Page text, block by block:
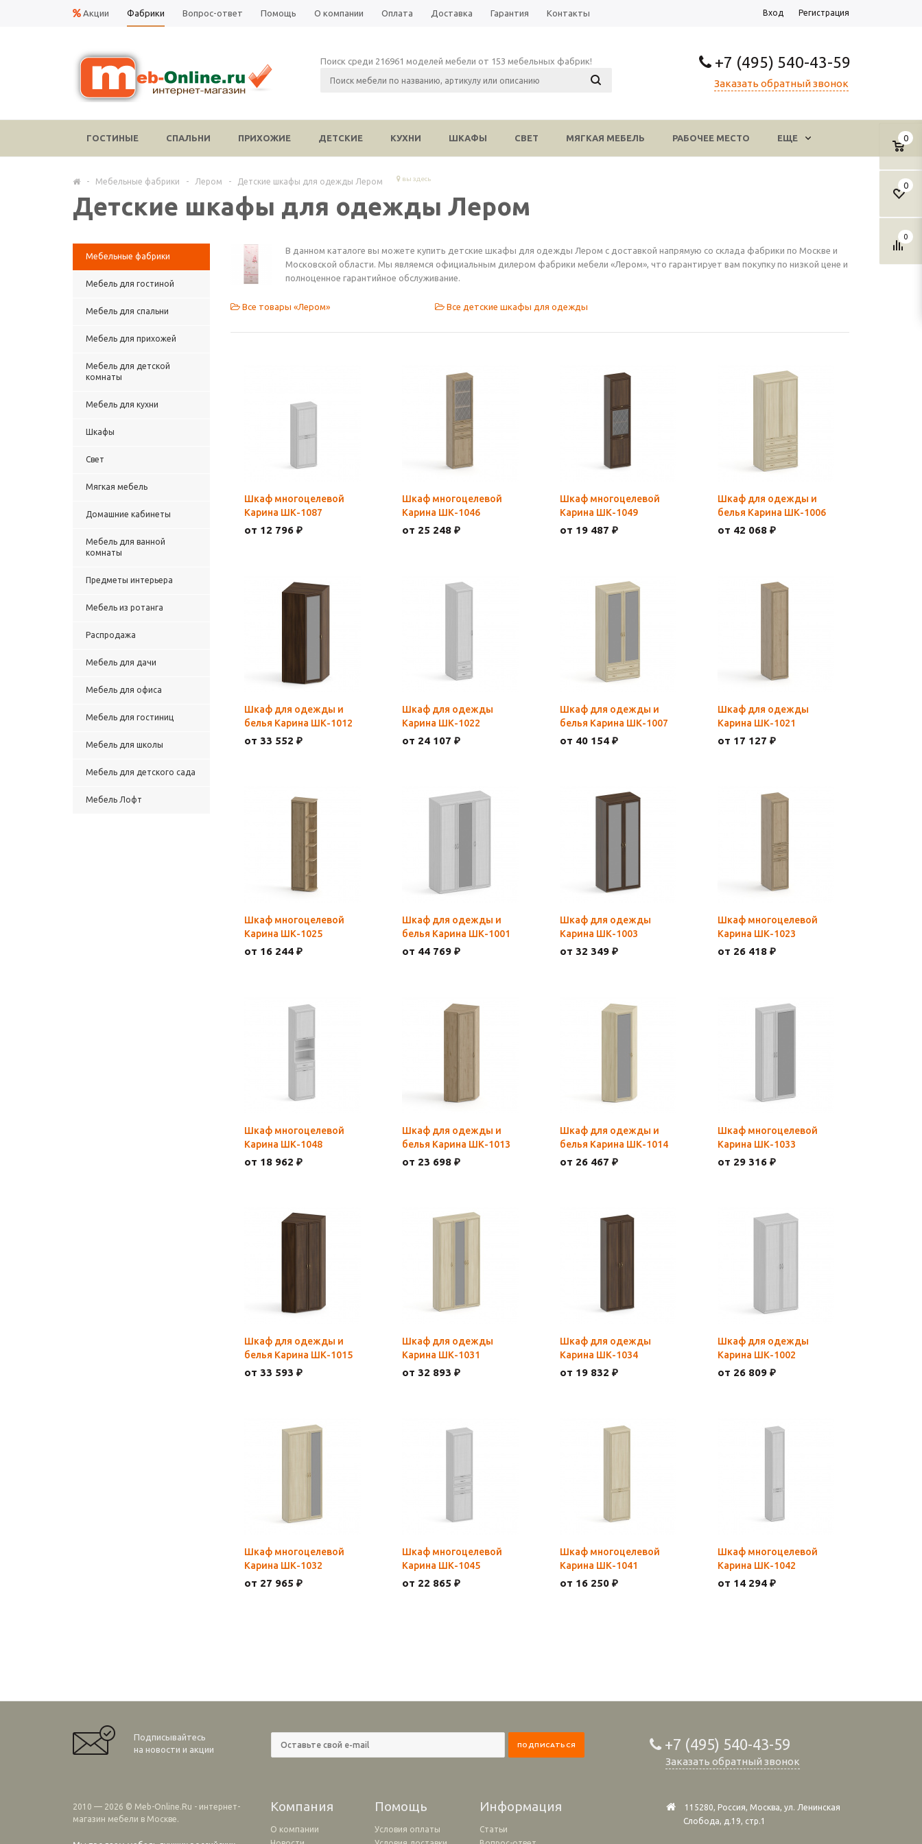
Акции Фабрики Вопрос-ответ Помощь О компании Оплата Доставка Гарантия Контакты Вход Регистрация
+7 (495) 540-43-59
Заказать обратный звонок
Поиск среди 216961 моделей мебели от 153 мебельных фабрик!
0
0
0
ГОСТИНЫЕ СПАЛЬНИ ПРИХОЖИЕ ДЕТСКИЕ КУХНИ ШКАФЫ СВЕТ МЯГКАЯ МЕБЕЛЬ РАБОЧЕЕ МЕСТО ЕЩЕ
- Мебельные фабрики - Лером - Детские шкафы для одежды Лером вы здесь
Детские шкафы для одежды Лером
Мебельные фабрики
Мебель для гостиной
Мебель для спальни
Мебель для прихожей
Мебель для детской
комнаты
Мебель для кухни
Шкафы
Свет
Мягкая мебель
Домашние кабинеты
Мебель для ванной
комнаты
Предметы интерьера
Мебель из ротанга
Распродажа
Мебель для дачи
Мебель для офиса
Мебель для гостиниц
Мебель для школы
Мебель для детского сада
Мебель Лофт
В данном каталоге вы можете купить детские шкафы для одежды Лером с доставкой напрямую со склада фабрики по Москве и
Московской области. Мы являемся официальным дилером фабрики мебели «Лером», что гарантирует вам покупку по низкой цене и
полноценное гарантийное обслуживание.
Все товары «Лером» Все детские шкафы для одежды
Шкаф многоцелевой
Карина ШК-1087
от 12 796 ₽
Шкаф многоцелевой
Карина ШК-1046
от 25 248 ₽
Шкаф многоцелевой
Карина ШК-1049
от 19 487 ₽
Шкаф для одежды и
белья Карина ШК-1006
от 42 068 ₽
Шкаф для одежды и
белья Карина ШК-1012
от 33 552 ₽
Шкаф для одежды
Карина ШК-1022
от 24 107 ₽
Шкаф для одежды и
белья Карина ШК-1007
от 40 154 ₽
Шкаф для одежды
Карина ШК-1021
от 17 127 ₽
Шкаф многоцелевой
Карина ШК-1025
от 16 244 ₽
Шкаф для одежды и
белья Карина ШК-1001
от 44 769 ₽
Шкаф для одежды
Карина ШК-1003
от 32 349 ₽
Шкаф многоцелевой
Карина ШК-1023
от 26 418 ₽
Шкаф многоцелевой
Карина ШК-1048
от 18 962 ₽
Шкаф для одежды и
белья Карина ШК-1013
от 23 698 ₽
Шкаф для одежды и
белья Карина ШК-1014
от 26 467 ₽
Шкаф многоцелевой
Карина ШК-1033
от 29 316 ₽
Шкаф для одежды и
белья Карина ШК-1015
от 33 593 ₽
Шкаф для одежды
Карина ШК-1031
от 32 893 ₽
Шкаф для одежды
Карина ШК-1034
от 19 832 ₽
Шкаф для одежды
Карина ШК-1002
от 26 809 ₽
Шкаф многоцелевой
Карина ШК-1032
от 27 965 ₽
Шкаф многоцелевой
Карина ШК-1045
от 22 865 ₽
Шкаф многоцелевой
Карина ШК-1041
от 16 250 ₽
Шкаф многоцелевой
Карина ШК-1042
от 14 294 ₽
Подписывайтесь
на новости и акции
+7 (495) 540-43-59
Заказать обратный звонок
2010 — 2026 © Meb-Online.Ru - интернет-
магазин мебели в Москве.
Компания Помощь Информация
О компании
Условия оплаты
Статьи
115280, Россия, Москва, ул. Ленинская
Слобода, д.19, стр.1